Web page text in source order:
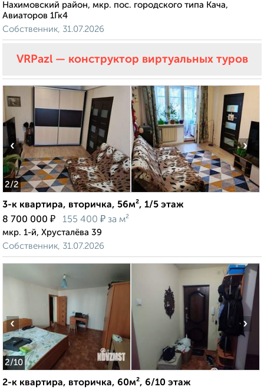
Нахимовский район, мкр. пос. городского типа Кача,
Авиаторов 1Гк4
Собственник, 31.07.2026
VRPazl — конструктор виртуальных туров
2/2
‹ ›
3-к квартира, вторичка, 56м², 1/5 этаж
8 700 000 ₽ 155 400 ₽ за м²
мкр. 1-й, Хрусталёва 39
Собственник, 31.07.2026
2/10
‹ ›
2-к квартира, вторичка, 60м², 6/10 этаж